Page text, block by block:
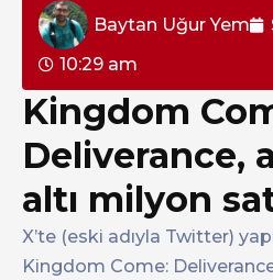
Baytan Uğur Yem
10:29 am
Kingdom
Deliverance,
altı milyon
X’te (eski adıyla Twitter)
Kingdom Come: